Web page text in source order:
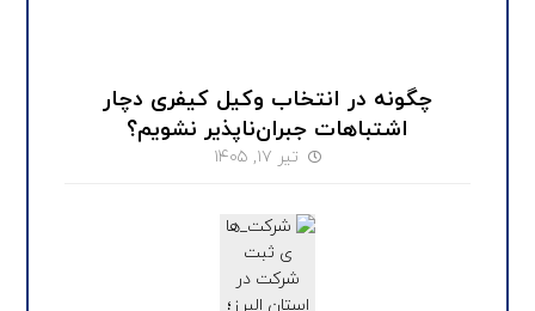
چگونه در انتخاب وکیل کیفری دچار
اشتباهات جبران‌ناپذیر نشویم؟
تیر ۱۷, ۱۴۰۵